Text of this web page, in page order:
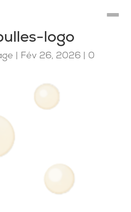
logo
| Fév 26, 2026| 0